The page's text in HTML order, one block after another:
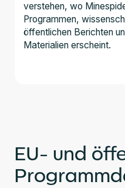
verstehen, wo
Programmen,
öffentlichen Berichten
Materialien erscheint.
EU- und